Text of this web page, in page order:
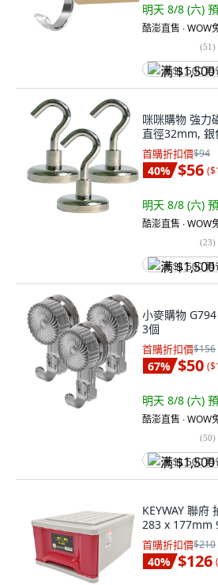
明天 8/8 (六)
酷澎直售 ∙ WOW
(51)
满 $1,500 再
咪咪購物 強力
直徑32mm, 銀
首購折扣價$94
40% $56 (
明天 8/8 (六)
酷澎直售 ∙ WOW
(23)
满 $1,500 再
小麥購物
3個
首購折扣價$156
67% $50 (
明天 8/8 (六)
酷澎直售 ∙ WOW
(50)
满 $1,500 再
KEYWAY 聯府
283 x 177mm
首購折扣價$210
40% $126 (